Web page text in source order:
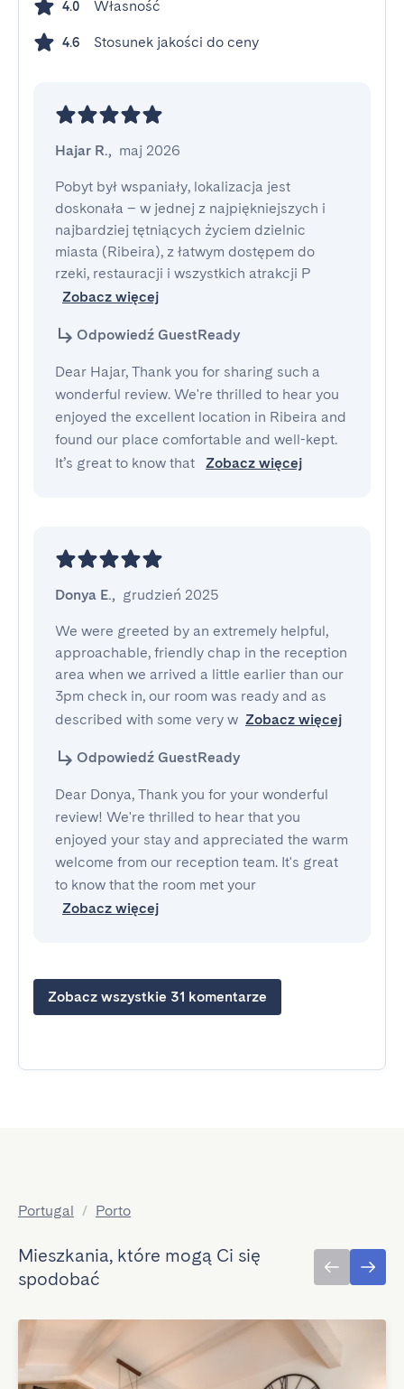
4.0 Własność
4.6 Stosunek jakości do ceny
Hajar R., maj 2026
Pobyt był wspaniały, lokalizacja jest
doskonała – w jednej z najpiękniejszych i
najbardziej tętniących życiem dzielnic
miasta (Ribeira), z łatwym dostępem do
rzeki, restauracji i wszystkich atrakcji P
Zobacz więcej
Odpowiedź GuestReady
Dear Hajar, Thank you for sharing such a
wonderful review. We're thrilled to hear you
enjoyed the excellent location in Ribeira and
found our place comfortable and well-kept.
It’s great to know that
Zobacz więcej
Donya E., grudzień 2025
We were greeted by an extremely helpful,
approachable, friendly chap in the reception
area when we arrived a little earlier than our
3pm check in, our room was ready and as
described with some very w Zobacz więcej
Odpowiedź GuestReady
Dear Donya, Thank you for your wonderful
review! We're thrilled to hear that you
enjoyed your stay and appreciated the warm
welcome from our reception team. It's great
to know that the room met your
Zobacz więcej
Zobacz wszystkie 31 komentarze
Portugal / Porto
Mieszkania, które mogą Ci się
spodobać